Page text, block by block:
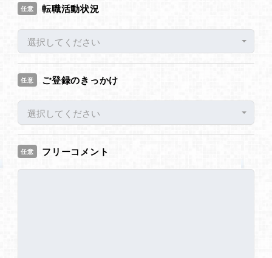
任意 転職活動状況
選択してください
任意 ご登録のきっかけ
選択してください
任意 フリーコメント